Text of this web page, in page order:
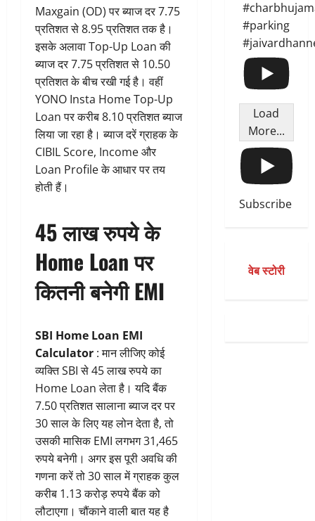
Maxgain (OD) पर ब्याज दर 7.75
प्रतिशत से 8.95 प्रतिशत तक है।
इसके अलावा Top-Up Loan की
ब्याज दर 7.75 प्रतिशत से 10.50
प्रतिशत के बीच रखी गई है। वहीं
YONO Insta Home Top-Up
Loan पर करीब 8.10 प्रतिशत ब्याज
लिया जा रहा है। ब्याज दरें ग्राहक के
CIBIL Score, Income और
Loan Profile के आधार पर तय
होती हैं।
45 लाख रुपये के
Home Loan पर
कितनी बनेगी EMI
SBI Home Loan EMI
Calculator : मान लीजिए कोई
व्यक्ति SBI से 45 लाख रुपये का
Home Loan लेता है। यदि बैंक
7.50 प्रतिशत सालाना ब्याज दर पर
30 साल के लिए यह लोन देता है, तो
उसकी मासिक EMI लगभग 31,465
रुपये बनेगी। अगर इस पूरी अवधि की
गणना करें तो 30 साल में ग्राहक कुल
करीब 1.13 करोड़ रुपये बैंक को
लौटाएगा। चौंकाने वाली बात यह है
#parking
Load
More...
Subscribe
वेब स्टोरी